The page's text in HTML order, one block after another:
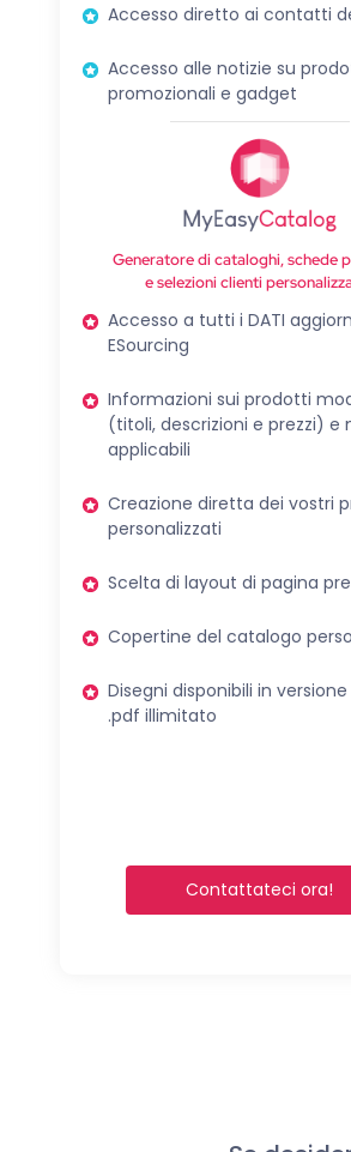
Accesso diretto ai contatti
Accesso alle notizie su
promozionali e gadget
Generatore di cataloghi, schede
e selezioni clienti
Accesso a tutti i DATI
ESourcing
Informazioni sui prodotti
(titoli, descrizioni e prezzi) e
applicabili
Creazione diretta dei vostri
personalizzati
Scelta di layout di pagina
Copertine del catalogo
Disegni disponibili in
.pdf illimitato
Contattateci ora!